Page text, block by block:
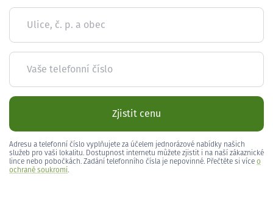
Ulice, č. p. a obec
Vaše telefonní číslo
Zjistit cenu
Adresu a telefonní číslo vyplňujete za účelem jednorázové nabídky našich
služeb pro vaši lokalitu. Dostupnost internetu můžete zjistit i na naší zákaznické
lince nebo pobočkách. Zadání telefonního čísla je nepovinné. Přečtěte si více o
ochraně soukromí.